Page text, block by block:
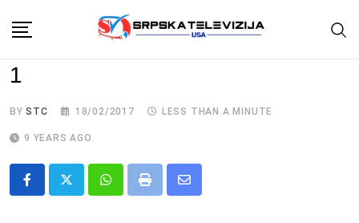
content
1
BYSTC 18/02/2017 LESS THAN A MINUTE
9 YEARS AGO
Whatsapp
Print
Share